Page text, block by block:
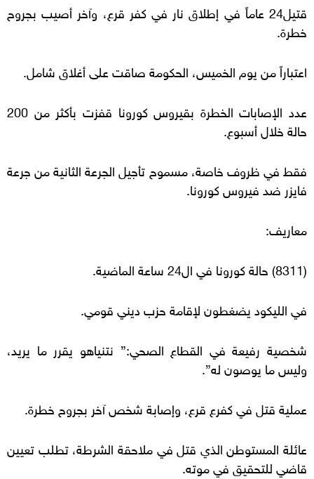
قتيل24 عاماً في إطلاق نار في كفر قرع، وآخر أصيب بجروح
خطرة.
اعتباراً من يوم الخميس، الحكومة صاقت على أغلاق شامل.
عدد الإصابات الخطرة بقيروس كورونا قفزت بأكثر من 200
حالة خلال أسبوع.
فقط في ظروف خاصة، مسموح تأجيل الجرعة الثانية من جرعة
فايزر ضد فيروس كورونا.
معاريف:
(8311) حالة كورونا في ال24 ساعة الماضية.
في الليكود يضغطون لإقامة حزب ديني قومي.
شخصية رفيعة في القطاع الصحي:” نتنياهو يقرر ما يريد،
وليس ما يوصون له”.
عملية قتل في كفرع قرع، وإصابة شخص آخر بجروح خطرة.
عائلة المستوطن الذي قتل في ملاحقة الشرطة، تطلب تعيين
قاضي للتحقيق في موته.